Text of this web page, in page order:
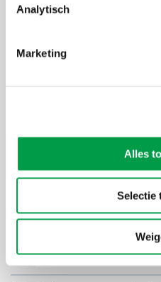
Analytisch
Marketing
Alles
Selectie
Vraagje? Onze contactpersoon
gemeenschappelijk
bundelen in grote
bijdragen aan de
Unie. Via zo’n projecten
marktfalen of grote
uitdagingen aangepakt
geen oplossing zou
pagina rond IPCEI-